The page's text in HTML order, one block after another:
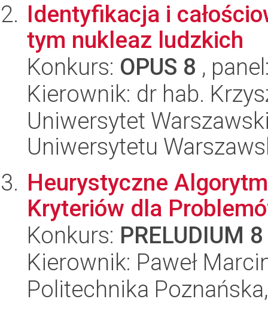
Identyfikacja i
tym nukleaz ludzkich
Konkurs: OPUS 8 ,
Kierownik: dr hab.
Uniwersytet
Uniwersytetu
Heurystyczne
Kryteriów dla
Konkurs: PRELUDIUM 8
Kierownik: Paweł
Politechnika